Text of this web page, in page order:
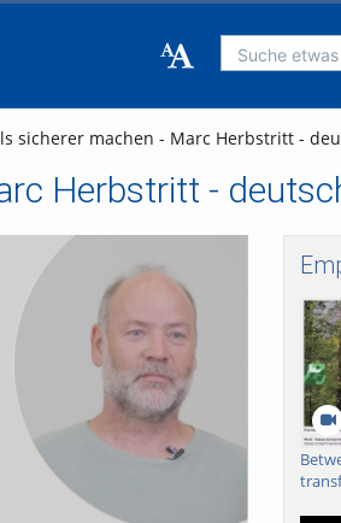
Suche etwas
sicherer machen - Marc Herbstritt -
Herbstritt -